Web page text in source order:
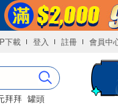
下載 登入 註冊 會員中
拜拜 罐頭